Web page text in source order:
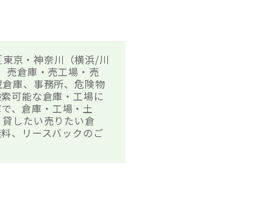
京・神奈川（横浜/川
売倉庫・売工場・売
庫、事務所、危険物
可能な倉庫・工場に
、倉庫・工場・土
したい売りたい倉
、リースバックのご